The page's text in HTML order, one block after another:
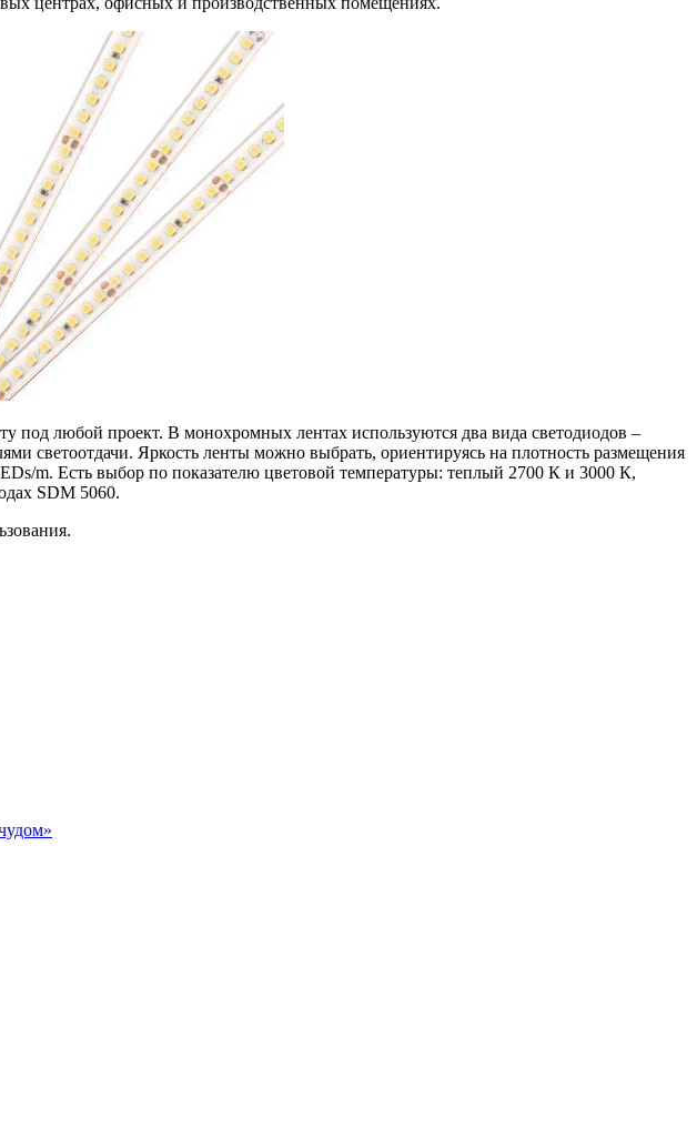
под любой проект. В монохромных лентах используются два вида светодиодов –
светоотдачи. Яркость ленты можно выбрать, ориентируясь на плотность размещения
m. Есть выбор по показателю цветовой температуры: теплый 2700 К и 3000 К,
SDM 5060.